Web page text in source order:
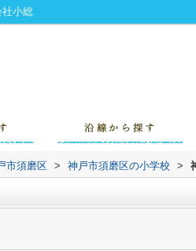
社小総
市須磨区 > 神戸市須磨区の小学校 >